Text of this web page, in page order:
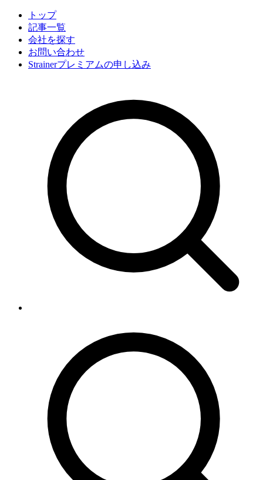
トップ
記事一覧
会社を探す
お問い合わせ
Strainerプレミアムの申し込み